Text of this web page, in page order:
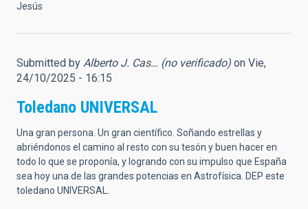
Jesús
Submitted by Alberto J. Cas… (no verificado) on Vie,
24/10/2025 - 16:15
Toledano UNIVERSAL
Una gran persona. Un gran científico. Soñando estrellas y
abriéndonos el camino al resto con su tesón y buen hacer en
todo lo que se proponía, y logrando con su impulso que España
sea hoy una de las grandes potencias en Astrofísica. DEP este
toledano UNIVERSAL.